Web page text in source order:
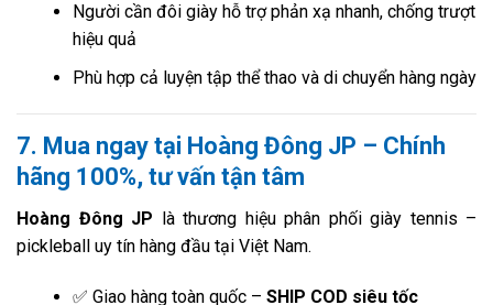
Người cần đôi giày hỗ trợ phản xạ nhanh, chống trượt
hiệu quả
Phù hợp cả luyện tập thể thao và di chuyển hàng ngày
7. Mua ngay tại Hoàng Đông JP – Chính
hãng 100%, tư vấn tận tâm
Hoàng Đông JP là thương hiệu phân phối giày tennis –
pickleball uy tín hàng đầu tại Việt Nam.
✅ Giao hàng toàn quốc – SHIP COD siêu tốc